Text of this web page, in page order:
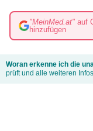
"MeinMed.at" auf
hinzufügen
Woran erkenne ich die
prüft und alle weiteren